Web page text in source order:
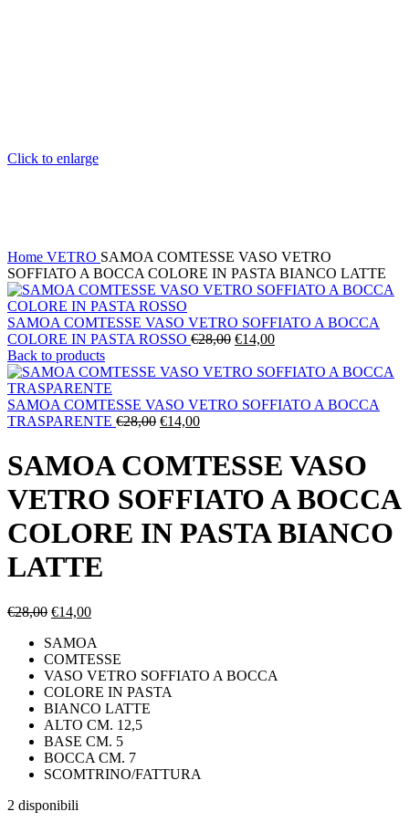
Click to enlarge
Home VETRO SAMOA COMTESSE VASO VETRO
SOFFIATO A BOCCA COLORE IN PASTA BIANCO LATTE
SAMOA COMTESSE VASO VETRO SOFFIATO A BOCCA
COLORE IN PASTA ROSSO €28,00 Il
originale
€28,00.
€14,00Il
attuale
€14,00.
Back to products
SAMOA COMTESSE VASO VETRO SOFFIATO A BOCCA
TRASPARENTE €28,00 Il
originale
era:
€14,00Il
attuale
SAMOA COMTESSE VASO
VETRO SOFFIATO A BOCCA
COLORE IN PASTA BIANCO
LATTE
€28,00 Il
originale
era:
€28,00.
€14,00Il
attuale
è:
€14,00.
SAMOA
COMTESSE
VASO VETRO SOFFIATO A BOCCA
COLORE IN PASTA
BIANCO LATTE
ALTO CM. 12,5
BASE CM. 5
BOCCA CM. 7
SCOMTRINO/FATTURA
2 disponibili